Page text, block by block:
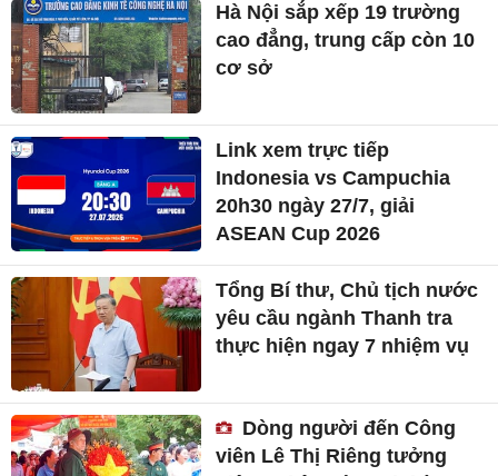
Hà Nội sắp xếp 19 trường
cao đẳng, trung cấp còn 10
cơ sở
Link xem trực tiếp
Indonesia vs Campuchia
20h30 ngày 27/7, giải
ASEAN Cup 2026
Tổng Bí thư, Chủ tịch nước
yêu cầu ngành Thanh tra
thực hiện ngay 7 nhiệm vụ
Dòng người đến Công
viên Lê Thị Riêng tưởng